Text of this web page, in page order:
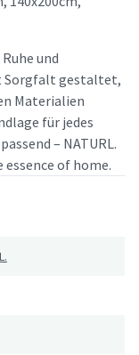
und
Sorgfalt gestaltet,
Materialien
für jedes
– NATURL.
essence of home.